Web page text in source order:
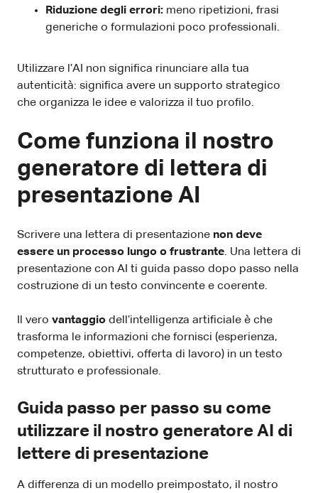
Riduzione degli errori: meno ripetizioni, frasi
generiche o formulazioni poco professionali.
Utilizzare l’AI non significa rinunciare alla tua
autenticità: significa avere un supporto strategico
che organizza le idee e valorizza il tuo profilo.
Come funziona il nostro
generatore di lettera di
presentazione AI
Scrivere una lettera di presentazione non deve
essere un processo lungo o frustrante. Una lettera di
presentazione con AI ti guida passo dopo passo nella
costruzione di un testo convincente e coerente.
Il vero vantaggio dell’intelligenza artificiale è che
trasforma le informazioni che fornisci (esperienza,
competenze, obiettivi, offerta di lavoro) in un testo
strutturato e professionale.
Guida passo per passo su come
utilizzare il nostro generatore AI di
lettere di presentazione
A differenza di un modello preimpostato, il nostro